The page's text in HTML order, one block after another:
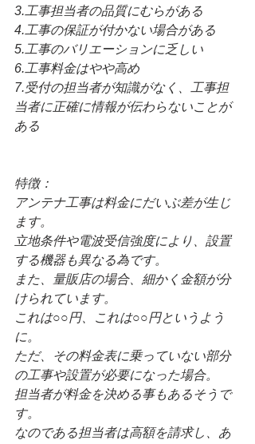
3.工事担当者の品質にむらがある
4.工事の保証が付かない場合がある
5.工事のバリエーションに乏しい
6.工事料金はやや高め
7.受付の担当者が知識がなく、工事担
当者に正確に情報が伝わらないことが
ある
特徴：
アンテナ工事は料金にだいぶ差が生じ
ます。
立地条件や電波受信強度により、設置
する機器も異なる為です。
また、量販店の場合、細かく金額が分
けられています。
これは○○円、これは○○円というよう
に。
ただ、その料金表に乗っていない部分
の工事や設置が必要になった場合。
担当者が料金を決める事もあるそうで
す。
なのである担当者は高額を請求し、あ